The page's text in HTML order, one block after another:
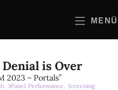
MENÜ
is Over
2023 – Portals”
Panel Performance, Screening